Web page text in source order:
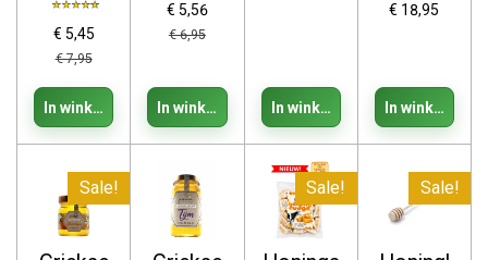
€ 5,45
€ 7,95
In winkelwagen
€ 5,56
€ 6,95
In winkelwagen In winkelwagen
€ 18,95
In
Sale! Sale! Sale!